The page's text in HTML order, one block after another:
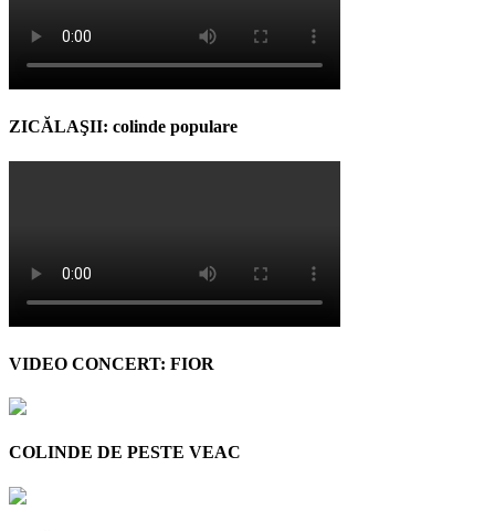
ZICĂLAŞII: colinde populare
VIDEO CONCERT: FIOR
COLINDE DE PESTE VEAC